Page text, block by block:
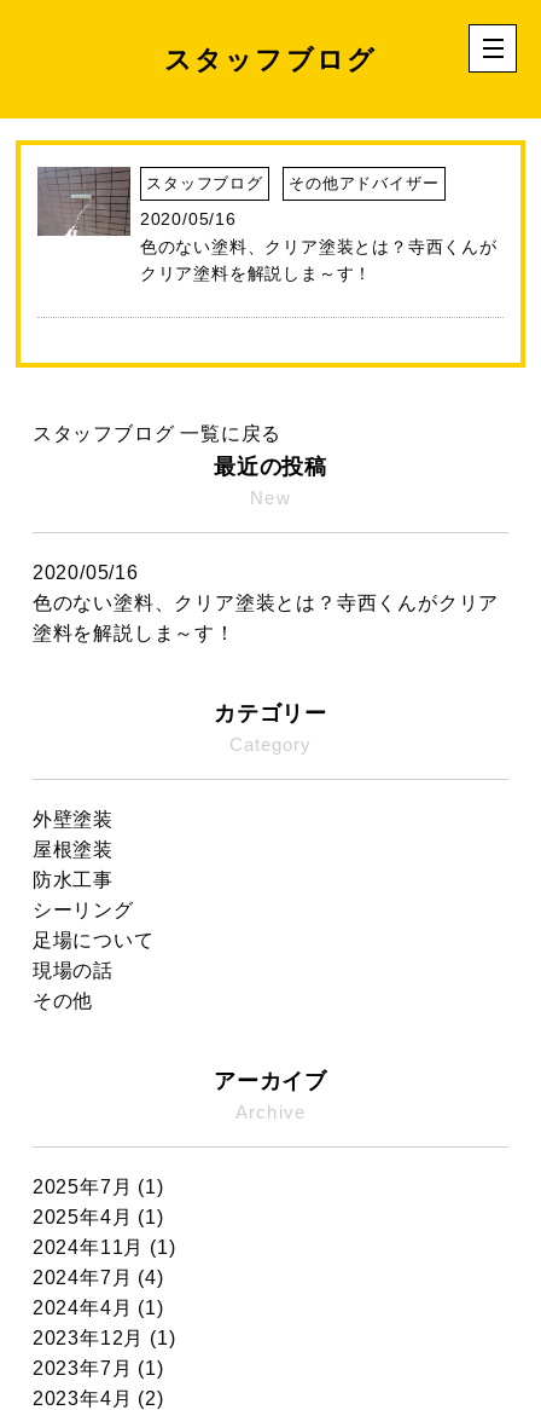
スタッフブログ
スタッフブログ その他アドバイザー
2020/05/16
色のない塗料、クリア塗装とは？寺西くんが
クリア塗料を解説しま～す！
スタッフブログ 一覧に戻る
最近の投稿
New
2020/05/16
色のない塗料、クリア塗装とは？寺西くんがクリア
塗料を解説しま～す！
カテゴリー
Category
外壁塗装
屋根塗装
防水工事
シーリング
足場について
現場の話
その他
アーカイブ
Archive
2025年7月 (1)
2025年4月 (1)
2024年11月 (1)
2024年7月 (4)
2024年4月 (1)
2023年12月 (1)
2023年7月 (1)
2023年4月 (2)